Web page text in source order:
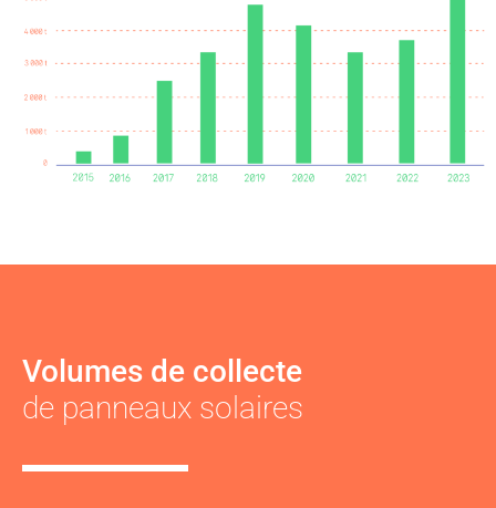
Volumes de collecte
de panneaux solaires